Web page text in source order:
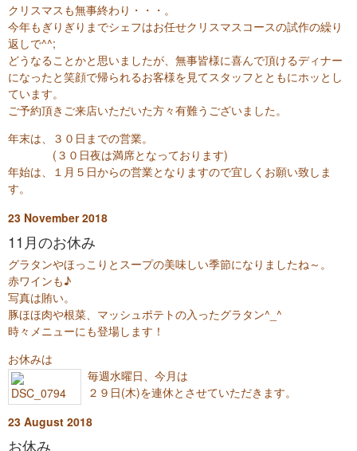
クリスマスも無事終わり・・・。
今年もぎりぎりまでシェフはお任せクリスマスコースの試作の繰り
返しで^^;
どうなることかと思いましたが、無事皆様に喜んで頂けるディナー
になったと笑顔で帰られるお客様を見てスタッフとともにホッとし
ています。
ご予約頂きご来店いただいた方々有難うございました。
年末は、３０日までの営業。
(３０日夜は満席となっております)
年始は、１月５日からの営業となりますので宜しくお願い致しま
す。
23 November 2018
11月のお休み
グラタンやほっこりとスープの美味しい季節になりましたね～。
赤ワインも♪
写真は賄い。
豚ほほ肉や根菜、マッシュポテトの入ったグラタン^_^
時々メニューにも登場します！
お休みは
毎週水曜日、今月は
２９日(木)を連休とさせていただきます。
23 August 2018
お休み